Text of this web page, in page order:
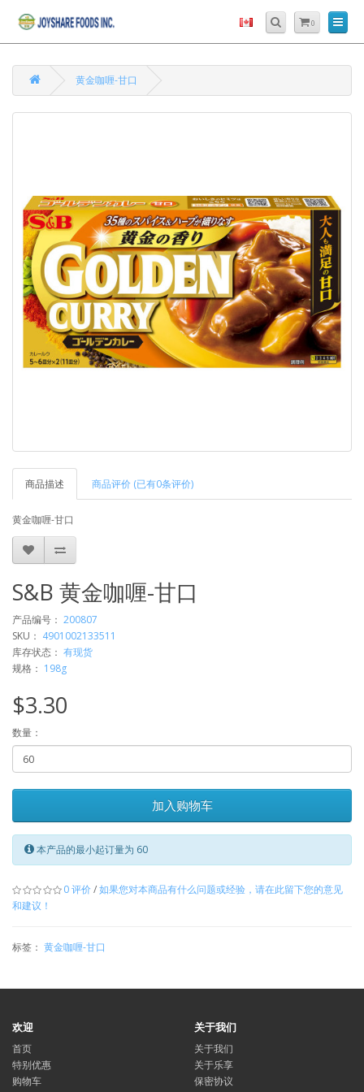
0
黄金咖喱-甘口
商品描述 商品评价 (已有0条评价)
黄金咖喱-甘口
S&B 黄金咖喱-甘口
产品编号： 200807
SKU： 4901002133511
库存状态： 有现货
规格： 198g
$3.30
数量：
加入购物车
本产品的最小起订量为 60
0 评价/如果您对本商品有什么问题或经验，请在此留下您的意见
和建议！
标签： 黄金咖喱-甘口
欢迎
首页
特别优惠
购物车
关于我们
关于我们
关于乐享
保密协议